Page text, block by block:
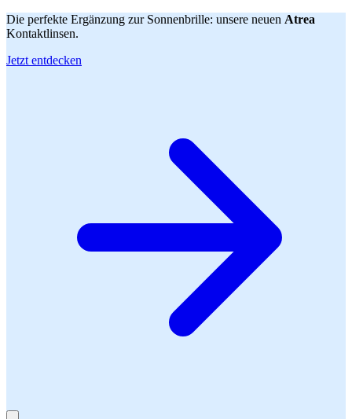
Die perfekte Ergänzung zur Sonnenbrille: unsere neuen Atrea
Kontaktlinsen.
Jetzt entdecken